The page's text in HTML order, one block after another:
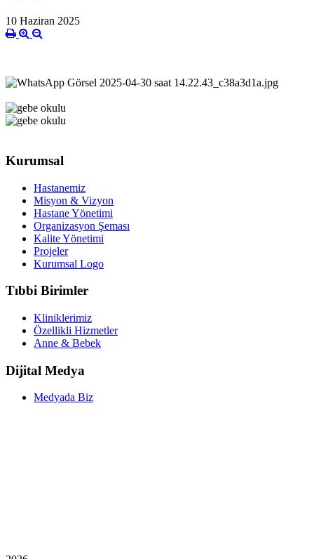
10 Haziran 2025
Kurumsal
Hastanemiz
Misyon & Vizyon
Hastane Yönetimi
Organizasyon Şeması
Kalite Yönetimi
Projeler
Kurumsal Logo
Tıbbi Birimler
Kliniklerimiz
Özellikli Hizmetler
Anne & Bebek
Dijital Medya
Medyada Biz